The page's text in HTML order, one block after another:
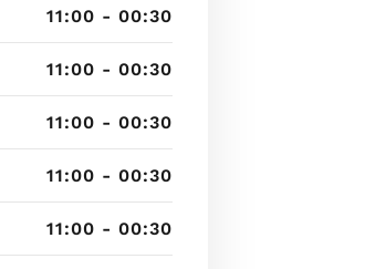
11:00 - 00:30
11:00 - 00:30
11:00 - 00:30
11:00 - 00:30
11:00 - 00:30